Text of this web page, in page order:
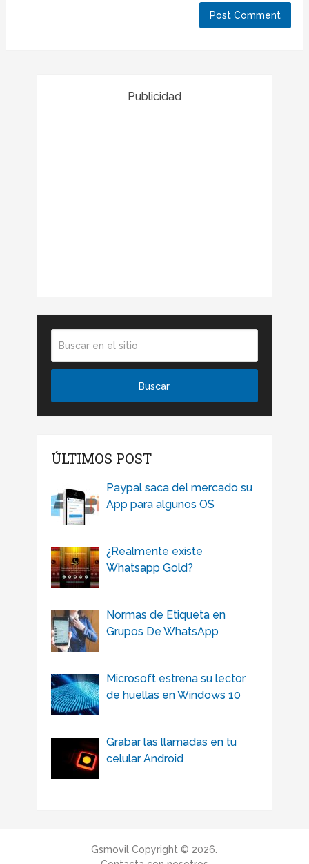
Publicidad
ÚLTIMOS POST
Paypal saca del mercado su
App para algunos OS
¿Realmente existe
Whatsapp Gold?
Normas de Etiqueta en
Grupos De WhatsApp
Microsoft estrena su lector
de huellas en Windows 10
Grabar las llamadas en tu
celular Android
Gsmovil Copyright © 2026.